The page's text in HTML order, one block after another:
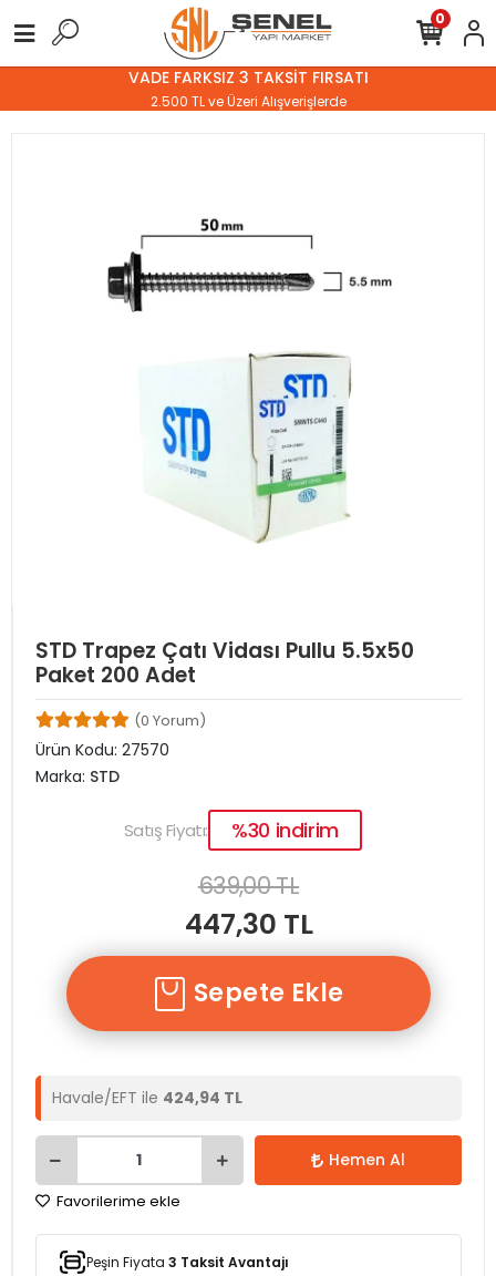
VADE FARKSIZ 3 TAKSİT FIRSATI
2.500 TL ve Üzeri Alışverişlerde
0
STD Trapez Çatı Vidası Pullu 5.5x50
Paket 200 Adet
(0 Yorum)
Ürün Kodu: 27570
Marka: STD
Satış Fiyatı: %30 indirim
639,00 TL
447,30 TL
Sepete Ekle
Havale/EFT ile 424,94 TL
Hemen Al
Favorilerime ekle
Peşin Fiyata 3 Taksit Avantajı